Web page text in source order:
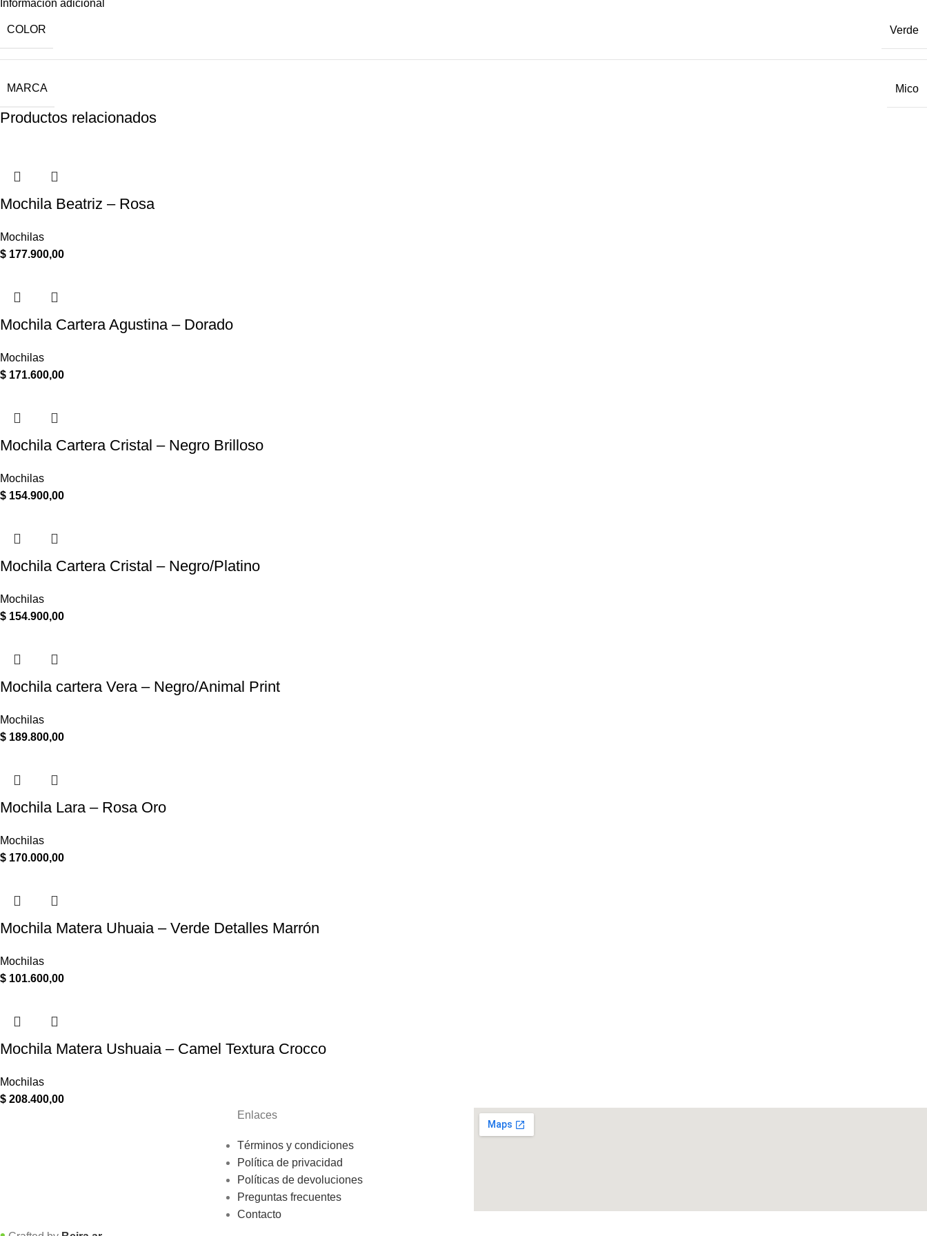
Información adicional
COLOR Verde
MARCA Mico
Productos relacionados
Mochila Beatriz – Rosa
Mochilas
$ 177.900,00
Mochila Cartera Agustina – Dorado
Mochilas
$ 171.600,00
Mochila Cartera Cristal – Negro Brilloso
Mochilas
$ 154.900,00
Mochila Cartera Cristal – Negro/Platino
Mochilas
$ 154.900,00
Mochila cartera Vera – Negro/Animal Print
Mochilas
$ 189.800,00
Mochila Lara – Rosa Oro
Mochilas
$ 170.000,00
Mochila Matera Uhuaia – Verde Detalles Marrón
Mochilas
$ 101.600,00
Mochila Matera Ushuaia – Camel Textura Crocco
Mochilas
$ 208.400,00
Enlaces
Términos y condiciones
Política de privacidad
Políticas de devoluciones
Preguntas frecuentes
Contacto